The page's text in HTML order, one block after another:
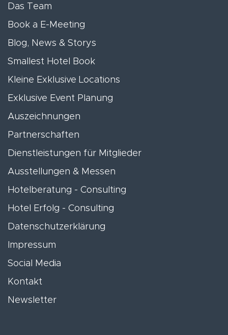
Das Team
Book a E-Meeting
Blog, News & Storys
Smallest Hotel Book
Kleine Exklusive Locations
Exklusive Event Planung
Auszeichnungen
Partnerschaften
Dienstleistungen für Mitglieder
Ausstellungen & Messen
Hotelberatung - Consulting
Hotel Erfolg - Consulting
Datenschutzerklärung
Impressum
Social Media
Kontakt
Newsletter